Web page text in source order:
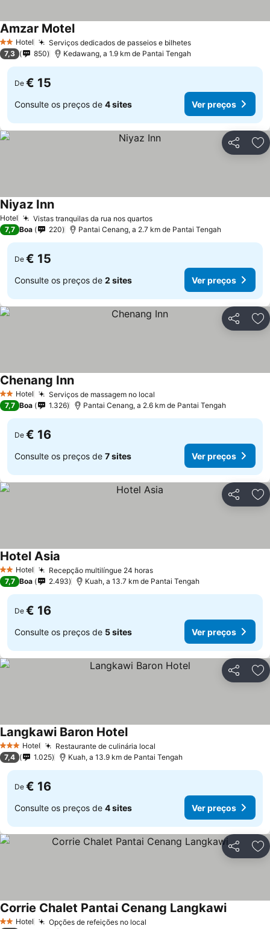
2 Estrelas
Hotel Serviços dedicados de passeios e bilhetes
Amzar Motel
7,3 850 Kedawang, a 1.9 km de Pantai Tengah
De € 15
Consulte os preços de 4 sites Ver preços
Partilhar
Hotel Vistas tranquilas da rua nos quartos
Niyaz Inn
7,7 Boa 220 Pantai Cenang, a 2.7 km de Pantai Tengah
De € 15
Consulte os preços de 2 sites Ver preços
Partilhar
2 Estrelas
Hotel Serviços de massagem no local
Chenang Inn
7,7 Boa 1.326 Pantai Cenang, a 2.6 km de Pantai Tengah
De € 16
Consulte os preços de 7 sites Ver preços
Partilhar
2 Estrelas
Hotel Recepção multilíngue 24 horas
Hotel Asia
7,7 Boa 2.493 Kuah, a 13.7 km de Pantai Tengah
De € 16
Consulte os preços de 5 sites Ver preços
Partilhar
3 EstrelasHotel Restaurante de culinária local
Langkawi Baron Hotel
7,4 1.025 Kuah, a 13.9 km de Pantai Tengah
De € 16
Consulte os preços de 4 sites Ver preços
Partilhar
2 Estrelas
Hotel Opções de refeições no local
Corrie Chalet Pantai Cenang Langkawi